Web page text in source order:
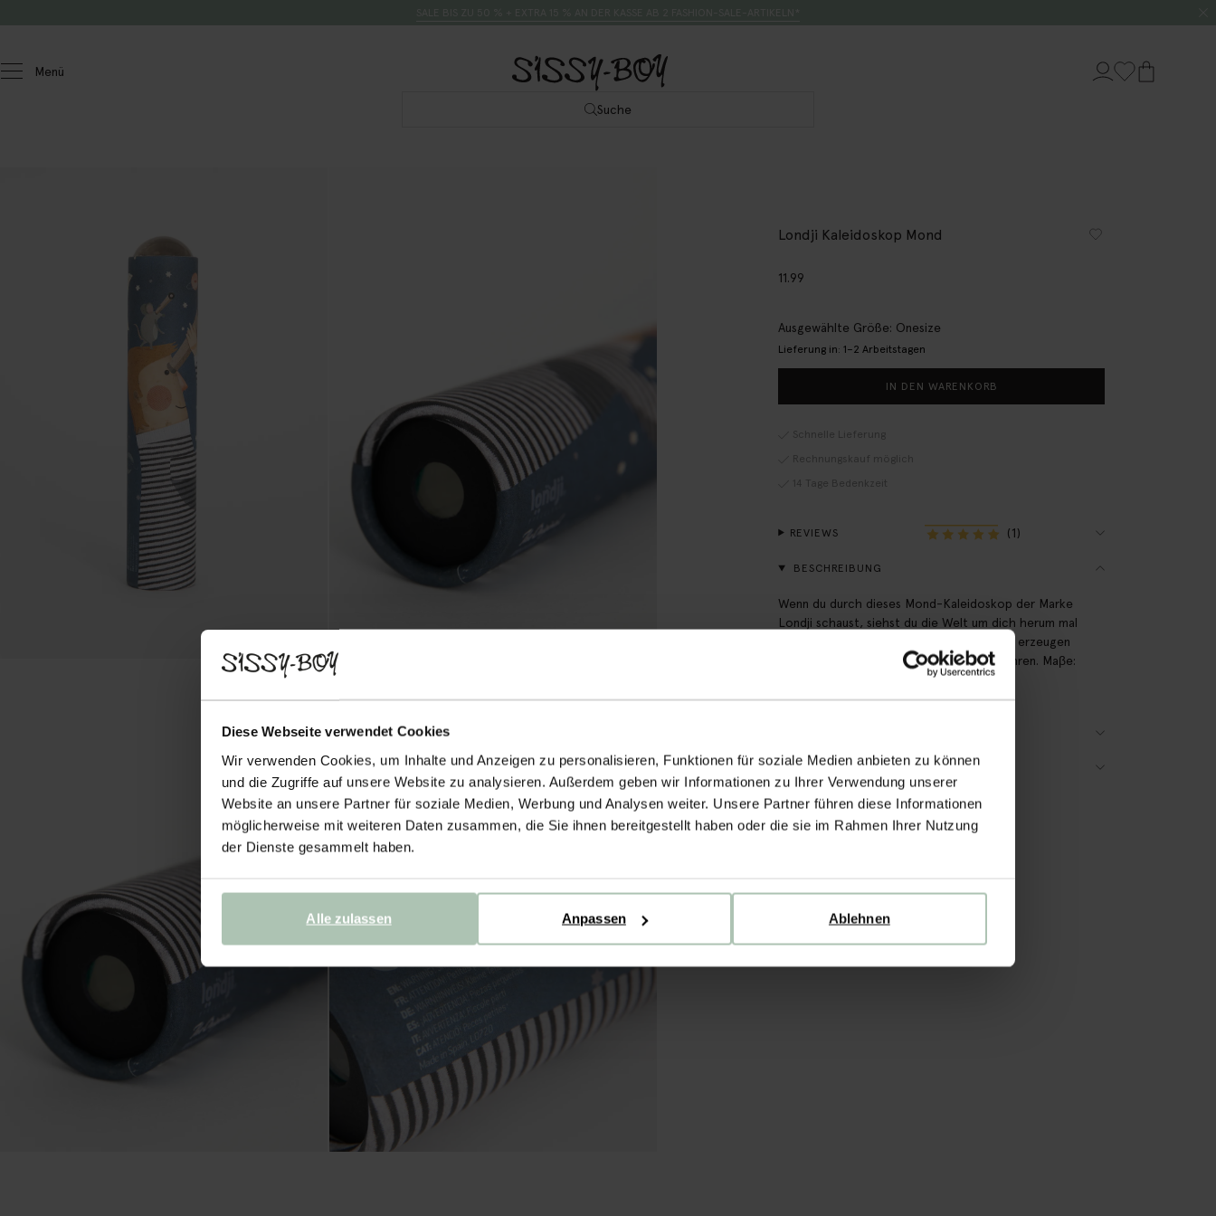
Diese Webseite verwendet Cookies
Wir verwenden Cookies, um Inhalte und Anzeigen zu personalisieren, Funktionen für soziale Medien anbieten zu können
und die Zugriffe auf unsere Website zu analysieren. Außerdem geben wir Informationen zu Ihrer Verwendung unserer
Website an unsere Partner für soziale Medien, Werbung und Analysen weiter. Unsere Partner führen diese Informationen
möglicherweise mit weiteren Daten zusammen, die Sie ihnen bereitgestellt haben oder die sie im Rahmen Ihrer Nutzung
der Dienste gesammelt haben.
Ablehnen
Anpassen
Alle zulassen
Menü
Suche
Londji Kaleidoskop Mond
11.99
Ausgewählte Größe: Onesize
Lieferung in: 1–2 Arbeitstagen
IN DEN WARENKORB
Schnelle Lieferung
Rechnungskauf möglich
14 Tage Bedenkzeit
REVIEWS (1)
BESCHREIBUNG
Wenn du durch dieses Mond-Kaleidoskop der Marke
Londji schaust, siehst du die Welt um dich herum mal
anders als sonst. Die Londji-Kaleidoskope erzeugen
wunderschöne Formen. Geeignet ab 5 Jahren. Maβe:
VERSAND & RÜCKGABE